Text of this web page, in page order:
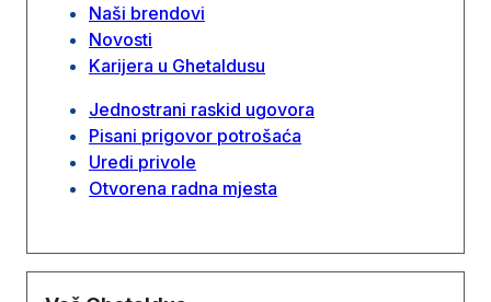
Naši brendovi
Novosti
Karijera u Ghetaldusu
Jednostrani raskid ugovora
Pisani prigovor potrošaća
Uredi privole
Otvorena radna mjesta